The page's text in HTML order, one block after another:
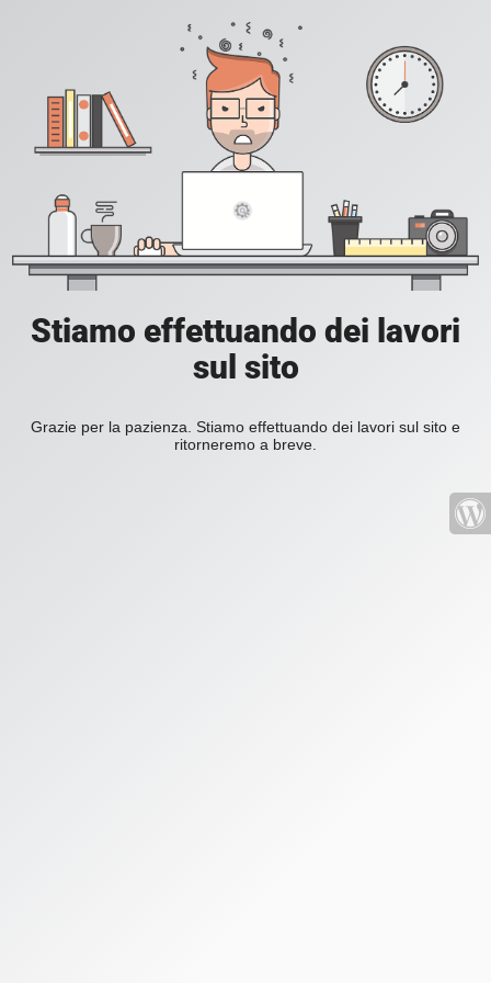
Stiamo effettuando dei lavori
sul sito
Grazie per la pazienza. Stiamo effettuando dei lavori sul sito e
ritorneremo a breve.